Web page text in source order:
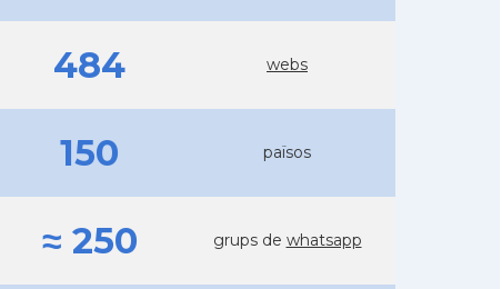
484 webs
150 països
≈ 250 grups de whatsapp